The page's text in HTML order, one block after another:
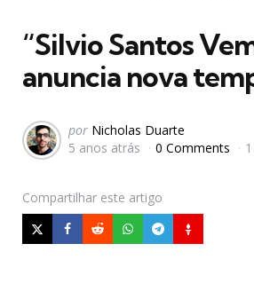
“Silvio Santos
anuncia nova
Postado
por
por Nicholas Duarte
5 anos atrás
0 Comments
Compartilhar este artigo